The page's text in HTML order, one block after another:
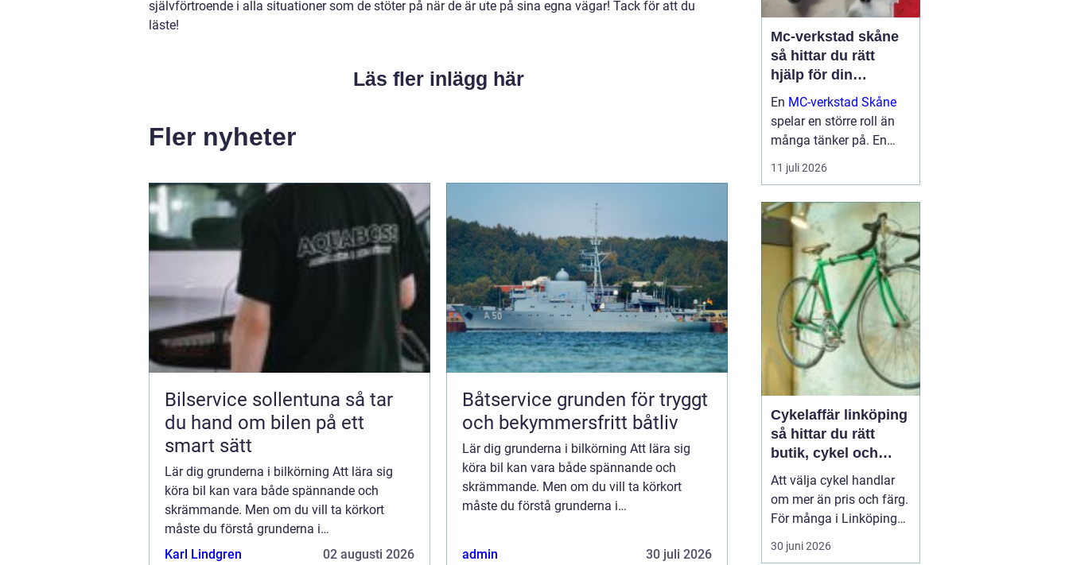
självförtroende i alla situationer som de stöter på när de är ute på sina egna vägar! Tack för att du
läste!
Läs fler inlägg här
Fler nyheter
Bilservice sollentuna så tar
du hand om bilen på ett
smart sätt
Lär dig grunderna i bilkörning Att lära sig
köra bil kan vara både spännande och
skrämmande. Men om du vill ta körkort
måste du förstå grunderna i
introduktionsutbildning. I det här blogg...
Karl Lindgren 02 augusti 2026
Båtservice grunden för tryggt
och bekymmersfritt båtliv
Lär dig grunderna i bilkörning Att lära sig
köra bil kan vara både spännande och
skrämmande. Men om du vill ta körkort
måste du förstå grunderna i
admin
30 juli 2026
Mc-verkstad skåne
så hittar du rätt
hjälp för din
motorcykel
En MC-verkstad Skåne
spelar en större roll än
många tänker på. En
välskött hoj är inte bara
en fråga om körglädje,
ekonomi och livslängd
på din motorcykel. För
den som kör mycket...
11 juli 2026
Cykelaffär linköping
så hittar du rätt
butik, cykel och
service
Att välja cykel handlar
om mer än pris och färg.
För många i Linköping
har cykeln blivit en viktig
del av vardagen för
30 juni 2026